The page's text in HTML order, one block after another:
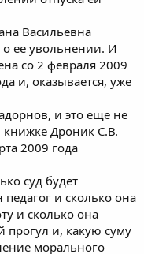
Васильевна
ее увольнении. И
со 2 февраля 2009
и, оказывается, уже
и это еще не
книжке Дроник С.В.
2009 года
суд будет
педагог и сколько она
и сколько она
и, какую суму
морального